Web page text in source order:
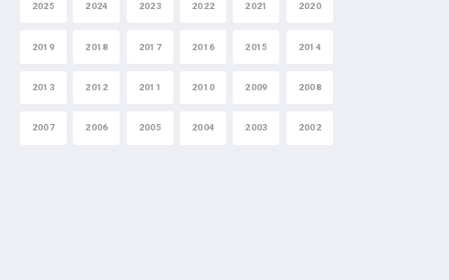
2025 2024 2023 2022 2021 2020
2019 2018 2017 2016 2015 2014
2013 2012 2011 2010 2009 2008
2007 2006 2005 2004 2003 2002